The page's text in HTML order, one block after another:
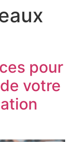
pour
votre